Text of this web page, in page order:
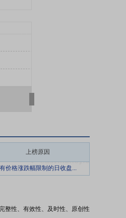
上榜原因
有价格涨跌幅限制的日收盘...
整性、有效性、及时性、原创性